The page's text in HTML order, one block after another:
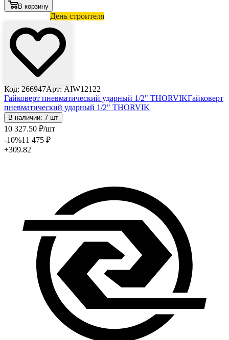
В корзину
День строителя
Код: 266947Арт: AIW12122
Гайковерт пневматический ударный 1/2" THORVIKГайковерт
пневматический ударный 1/2" THORVIK
В наличии: 7 шт
10 327.50 ₽/шт
-10%11 475 ₽
+309.82